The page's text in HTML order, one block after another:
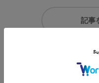
記事
コーディネートを見る